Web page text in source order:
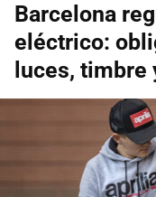
Barcelona
eléctrico:
luces, timbre